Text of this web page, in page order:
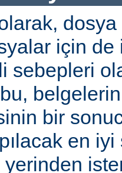
için de
sebepleri
bir
en
yerinden